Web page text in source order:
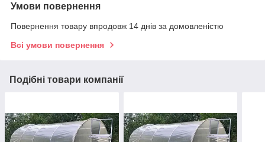
Умови повернення
Повернення товару впродовж 14 днів за домовленістю
Всі умови повернення
Подібні товари компанії